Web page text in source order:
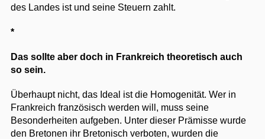
des Landes ist und seine Steuern zahlt.
*
Das sollte aber doch in Frankreich theoretisch auch
so sein.
Überhaupt nicht, das Ideal ist die Homogenität. Wer in
Frankreich französisch werden will, muss seine
Besonderheiten aufgeben. Unter dieser Prämisse wurde
den Bretonen ihr Bretonisch verboten, wurden die